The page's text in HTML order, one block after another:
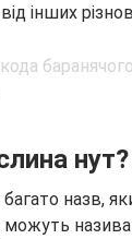
інших
багато назв,
можуть